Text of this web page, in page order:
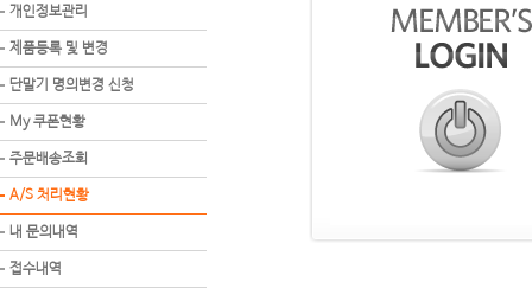
개인정보관리
제품등록 및 변경
단말기 명의변경 신청
My 쿠폰현황
주문배송조회
A/S 처리현황
내 문의내역
접수내역